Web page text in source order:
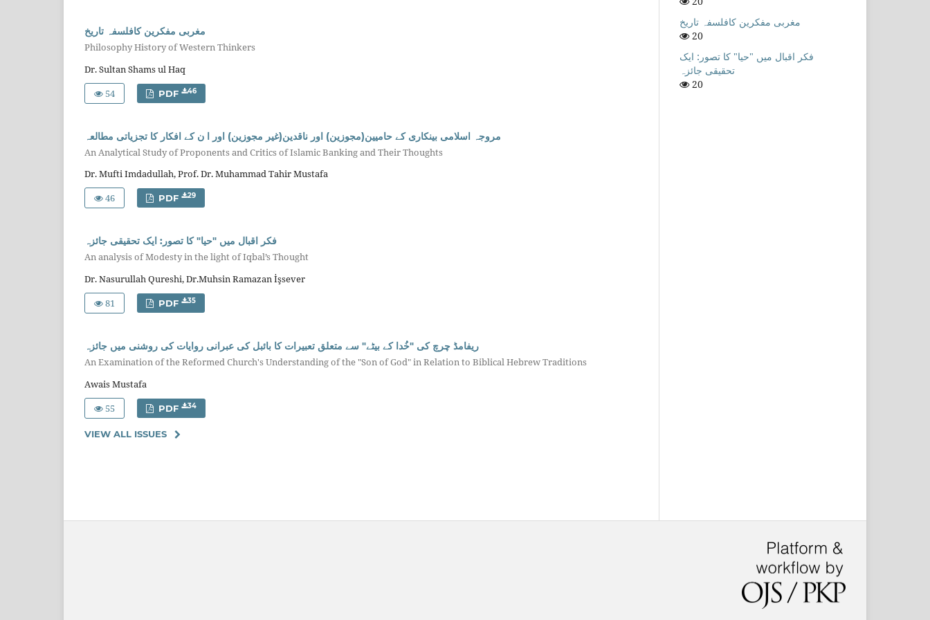
مغربی مفکرین کافلسفہ تاریخ
Philosophy History of Western Thinkers
Dr. Sultan Shams ul Haq
54
PDF 46
مروجہ اسلامی بینکاری کے حامیین(مجوزین) اور ناقدین(غیر مجوزین) اور ا ن کے افکار کا تجزیاتی مطالعہ
An Analytical Study of Proponents and Critics of Islamic Banking and Their Thoughts
Dr. Mufti Imdadullah, Prof. Dr. Muhammad Tahir Mustafa
46
PDF 29
فکر اقبال میں "حیا" کا تصور: ایک تحقیقی جائزہ
An analysis of Modesty in the light of Iqbal’s Thought
Dr. Nasurullah Qureshi, Dr.Muhsin Ramazan İşsever
81
PDF 35
ریفامڈ چرچ کی "خُدا کے بیٹے" سے متعلق تعبیرات کا بائبل کی عبرانی روایات کی روشنی میں جائزہ
An Examination of the Reformed Church's Understanding of the "Son of God" in Relation to Biblical Hebrew Traditions
Awais Mustafa
55
PDF 34
VIEW ALL ISSUES
مغربی مفکرین کافلسفہ تاریخ
20
فکر اقبال میں "حیا" کا تصور: ایک
تحقیقی جائزہ
20